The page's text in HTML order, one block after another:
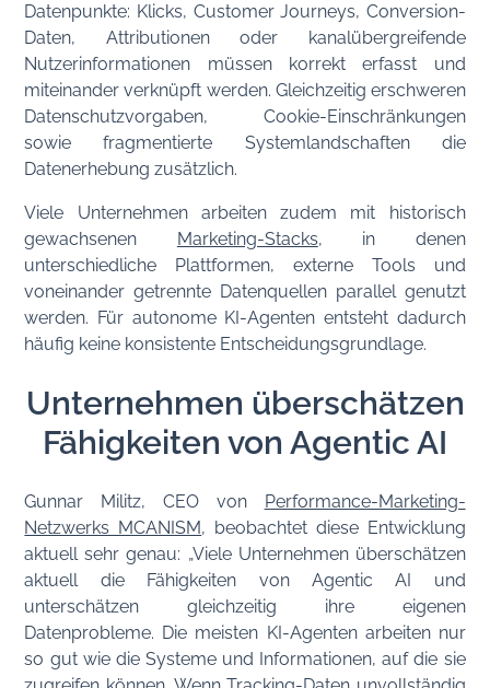
Datenpunkte: Klicks, Customer Journeys, Conversion-
Daten, Attributionen oder kanalübergreifende
Nutzerinformationen müssen korrekt erfasst und
miteinander verknüpft werden. Gleichzeitig erschweren
Datenschutzvorgaben, Cookie-Einschränkungen
sowie fragmentierte Systemlandschaften die
Datenerhebung zusätzlich.
Viele Unternehmen arbeiten zudem mit historisch
gewachsenen
Marketing-Stacks, in denen
unterschiedliche Plattformen, externe Tools und
voneinander getrennte Datenquellen parallel genutzt
werden. Für autonome KI-Agenten entsteht dadurch
häufig keine konsistente Entscheidungsgrundlage.
Unternehmen überschätzen
Fähigkeiten von Agentic AI
Gunnar Militz, CEO von
Performance-Marketing-
Netzwerks MCANISM, beobachtet diese Entwicklung
aktuell sehr genau: „Viele Unternehmen überschätzen
aktuell die Fähigkeiten von Agentic AI und
unterschätzen gleichzeitig ihre eigenen
Datenprobleme. Die meisten KI-Agenten arbeiten nur
so gut wie die Systeme und Informationen, auf die sie